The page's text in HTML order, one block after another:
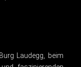
Laudegg, beim